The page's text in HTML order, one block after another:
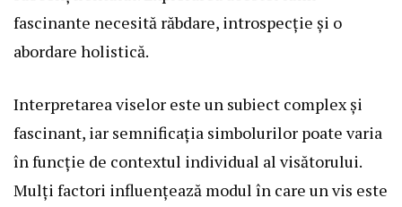
fascinante necesită răbdare, introspecție și o
abordare holistică.
Interpretarea viselor este un subiect complex și
fascinant, iar semnificația simbolurilor poate varia
în funcție de contextul individual al visătorului.
Mulți factori influențează modul în care un vis este